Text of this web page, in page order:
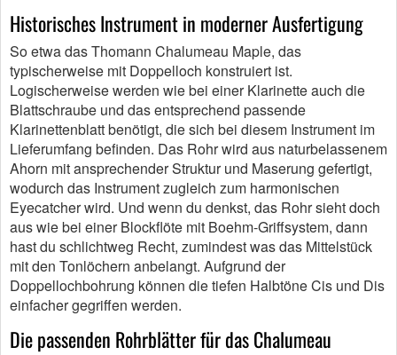
Historisches Instrument in moderner Ausfertigung
So etwa das Thomann Chalumeau Maple, das
typischerweise mit Doppelloch konstruiert ist.
Logischerweise werden wie bei einer Klarinette auch die
Blattschraube und das entsprechend passende
Klarinettenblatt benötigt, die sich bei diesem Instrument im
Lieferumfang befinden. Das Rohr wird aus naturbelassenem
Ahorn mit ansprechender Struktur und Maserung gefertigt,
wodurch das Instrument zugleich zum harmonischen
Eyecatcher wird. Und wenn du denkst, das Rohr sieht doch
aus wie bei einer Blockflöte mit Boehm-Griffsystem, dann
hast du schlichtweg Recht, zumindest was das Mittelstück
mit den Tonlöchern anbelangt. Aufgrund der
Doppellochbohrung können die tiefen Halbtöne Cis und Dis
einfacher gegriffen werden.
Die passenden Rohrblätter für das Chalumeau